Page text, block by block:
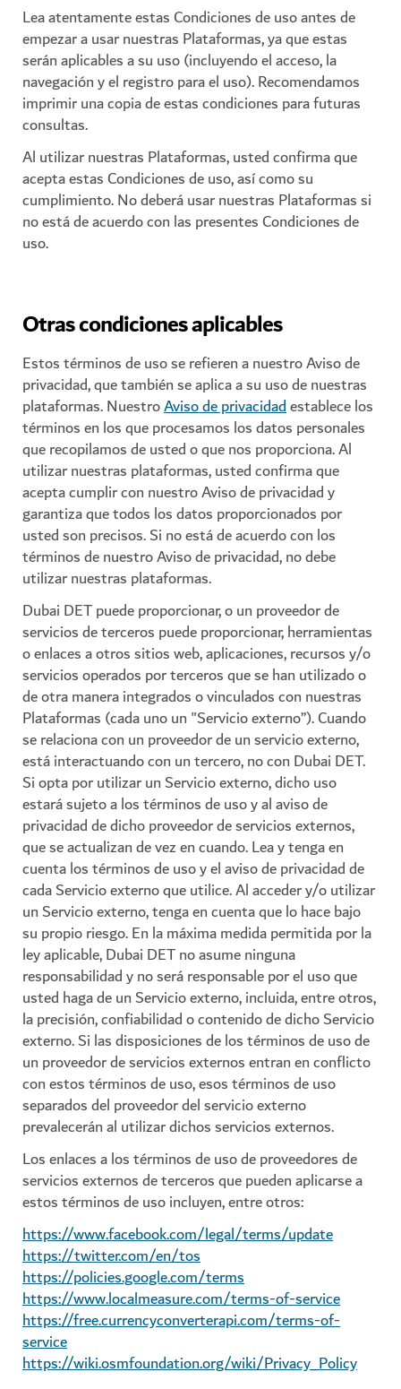
Lea atentamente estas Condiciones de uso antes de
empezar a usar nuestras Plataformas, ya que estas
serán aplicables a su uso (incluyendo el acceso, la
navegación y el registro para el uso). Recomendamos
imprimir una copia de estas condiciones para futuras
consultas.
Al utilizar nuestras Plataformas, usted confirma que
acepta estas Condiciones de uso, así como su
cumplimiento. No deberá usar nuestras Plataformas si
no está de acuerdo con las presentes Condiciones de
uso.
Otras condiciones aplicables
Estos términos de uso se refieren a nuestro Aviso de
privacidad, que también se aplica a su uso de nuestras
plataformas. NuestroAviso de privacidadestablece los
términos en los que procesamos los datos personales
que recopilamos de usted o que nos proporciona. Al
utilizar nuestras plataformas, usted confirma que
acepta cumplir con nuestro Aviso de privacidad y
garantiza que todos los datos proporcionados por
usted son precisos. Si no está de acuerdo con los
términos de nuestro Aviso de privacidad, no debe
utilizar nuestras plataformas.
Dubai DET puede proporcionar, o un proveedor de
servicios de terceros puede proporcionar, herramientas
o enlaces a otros sitios web, aplicaciones, recursos y/o
servicios operados por terceros que se han utilizado o
de otra manera integrados o vinculados con nuestras
Plataformas (cada uno un "Servicio externo”). Cuando
se relaciona con un proveedor de un servicio externo,
está interactuando con un tercero, no con Dubai DET.
Si opta por utilizar un Servicio externo, dicho uso
estará sujeto a los términos de uso y al aviso de
privacidad de dicho proveedor de servicios externos,
que se actualizan de vez en cuando. Lea y tenga en
cuenta los términos de uso y el aviso de privacidad de
cada Servicio externo que utilice. Al acceder y/o utilizar
un Servicio externo, tenga en cuenta que lo hace bajo
su propio riesgo. En la máxima medida permitida por la
ley aplicable, Dubai DET no asume ninguna
responsabilidad y no será responsable por el uso que
usted haga de un Servicio externo, incluida, entre otros,
la precisión, confiabilidad o contenido de dicho Servicio
externo. Si las disposiciones de los términos de uso de
un proveedor de servicios externos entran en conflicto
con estos términos de uso, esos términos de uso
separados del proveedor del servicio externo
prevalecerán al utilizar dichos servicios externos.
Los enlaces a los términos de uso de proveedores de
servicios externos de terceros que pueden aplicarse a
estos términos de uso incluyen, entre otros:
https://www.facebook.com/legal/terms/update
https://twitter.com/en/tos
https://policies.google.com/terms
https://www.localmeasure.com/terms-of-service
https://free.currencyconverterapi.com/terms-of-
service
https://wiki.osmfoundation.org/wiki/Privacy_Policy